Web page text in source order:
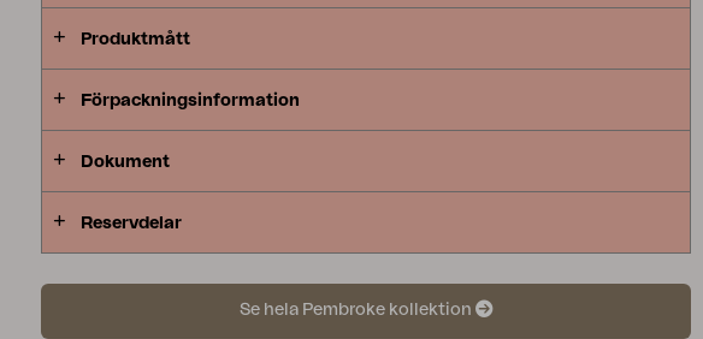
Produktmått
Förpackningsinformation
Dokument
Reservdelar
Se hela Pembroke kollektion